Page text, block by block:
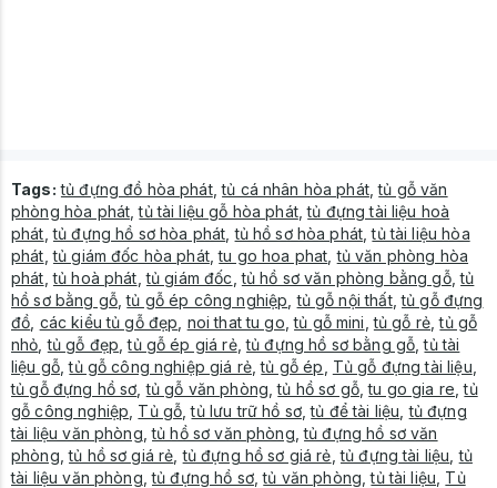
Tags: tủ đựng đồ hòa phát,tủ cá nhân hòa phát,tủ gỗ văn
phòng hòa phát ,tủ tài liệu gỗ hòa phát,tủ đựng tài liệu hoà
phát ,tủ đựng hồ sơ hòa phát ,tủ hồ sơ hòa phát ,tủ tài liệu hòa
phát ,tủ giám đốc hòa phát,tu go hoa phat ,tủ văn phòng hòa
phát ,tủ hoà phát ,tủ giám đốc ,tủ hồ sơ văn phòng bằng gỗ,tủ
hồ sơ bằng gỗ,tủ gỗ ép công nghiệp ,tủ gỗ nội thất,tủ gỗ đựng
đồ các kiểu tủ gỗ đẹp noi that tu go ,tủ gỗ mini ,tủ gỗ rẻ ,tủ gỗ
nhỏ ,tủ gỗ đẹp ,tủ gỗ ép giá rẻ,tủ đựng hồ sơ bằng gỗ ,tủ tài
liệu gỗ ,tủ gỗ công nghiệp giá rẻ,tủ gỗ ép Tủ gỗ đựng tài liệu
tủ gỗ đựng hồ sơ ,tủ gỗ văn phòng ,tủ hồ sơ gỗ,tu go gia re ,tủ
gỗ công nghiệp Tủ gỗ ,tủ lưu trữ hồ sơ,tủ để tài liệu ,tủ đựng
tài liệu văn phòng ,tủ hồ sơ văn phòng ,tủ đựng hồ sơ văn
phòng ,tủ hồ sơ giá rẻ ,tủ đựng hồ sơ giá rẻ ,tủ đựng tài liệu ,tủ
tài liệu văn phòng ,tủ đựng hồ sơ,tủ văn phòng ,tủ tài liệu Tủ